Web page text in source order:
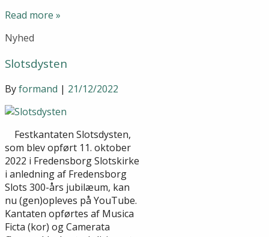
Read more »
Nyhed
Slotsdysten
Byformand | 21/12/2022
Festkantaten Slotsdysten,
som blev opført 11. oktober
2022 i Fredensborg Slotskirke
i anledning af Fredensborg
Slots 300-års jubilæum, kan
nu (gen)opleves på YouTube.
Kantaten opførtes af Musica
Ficta (kor) og Camerata